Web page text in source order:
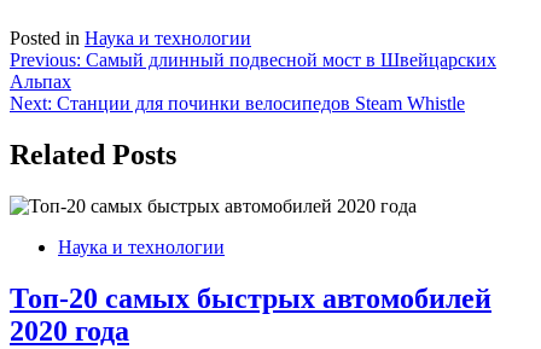
Posted in Наука и технологии
Навигация
по
Previous: Самый длинный подвесной мост в Швейцарских
Альпах
Next: Станции для починки велосипедов Steam Whistle
Related Posts
Наука и технологии
Топ-20 самых быстрых автомобилей
2020 года